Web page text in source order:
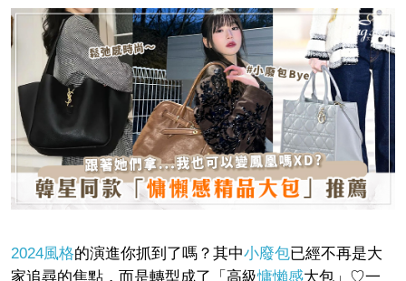
2024風格的演進你抓到了嗎？其中小廢包已經不再是大
家追尋的焦點，而是轉型成了「高級慵懶感大包」♡一